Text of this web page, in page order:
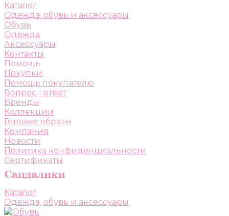
Каталог
Одежда, обувь и аксессуары
Обувь
Одежда
Аксессуары
Контакты
Помощь
Покупки
Помощь покупателю
Вопрос - ответ
Бренды
Коллекции
Готовые образы
Компания
Новости
Политика конфиденциальности
Сертификаты
Каталог
Одежда, обувь и аксессуары